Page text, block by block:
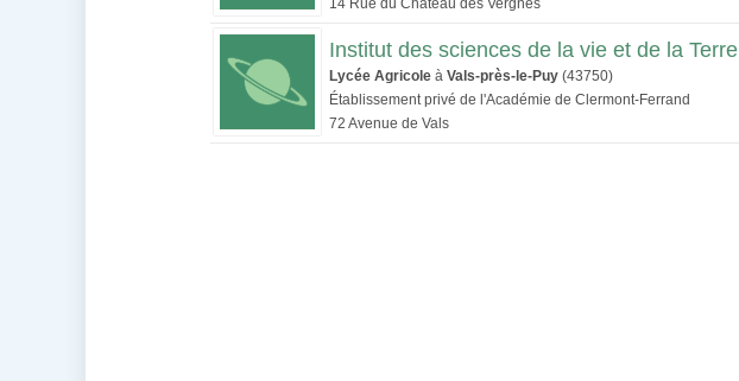
14 Rue du Château des Vergnes
Institut des sciences de la vie et de la Terre
Lycée Agricole à Vals-près-le-Puy (43750)
Établissement privé de l'Académie de Clermont-Ferrand
72 Avenue de Vals